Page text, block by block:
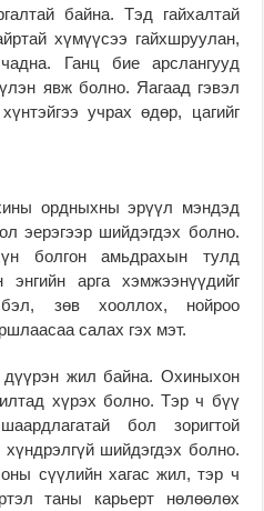
байна. Тэд гайхалтай
хүмүүсээ гайхшруулан,
Ганц бие арслангууд
явж болно. Яагаад гэвэл
учрах өдөр, цагийг
ордныхны эрүүл мэндэд
эерэгээр шийдэгдэх болно.
болгон амьдрахын тулд
энгийн арга хэмжээнүүдийг
зөв хооллох, нойроо
салах гэх мэт.
жил байна. Охиныхон
хүрэх болно. Тэр ч бүү
бол зоригтой
шийдэгдэх болно.
сүүлийн хагас жил, тэр ч
таны карьерт нөлөөлөх